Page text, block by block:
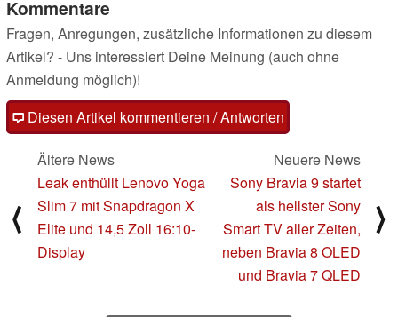
Kommentare
Fragen, Anregungen, zusätzliche Informationen zu diesem
Artikel? - Uns interessiert Deine Meinung (auch ohne
Anmeldung möglich)!
Diesen Artikel kommentieren / Antworten
⟨
Ältere News
Leak enthüllt Lenovo Yoga
Slim 7 mit Snapdragon X
Elite und 14,5 Zoll 16:10-
Display
Neuere News
Sony Bravia 9 startet
als hellster Sony
Smart TV aller Zeiten,
neben Bravia 8 OLED
und Bravia 7 QLED
⟩